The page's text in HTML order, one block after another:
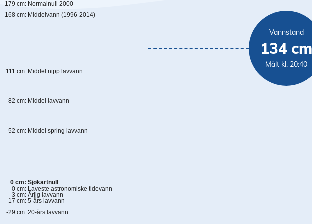
Vannstand
134 cm
Målt kl. 20:40
179 cm: Normalnull 2000
168 cm: Middelvann (1996-2014)
111 cm: Middel nipp lavvann
82 cm: Middel lavvann
52 cm: Middel spring lavvann
0 cm: Sjøkartnull
0 cm: Laveste astronomiske tidevann
-3 cm: Årlig lavvann
-17 cm: 5-års lavvann
-29 cm: 20-års lavvann